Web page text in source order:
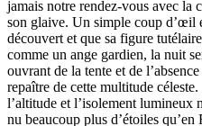
Lanni Dominique
Lanouguère-
Lantz François
Lautier-Gaud Jean
Le Maître Anne
Leblanc Léopoldine
Leblay Julien
jamais notre rendez-vous avec la
son glaive. Un simple coup d’œil
découvert et que sa figure
comme un ange gardien, la nuit
ouvrant de la tente et de
repaître de cette multitude
l’altitude et l’isolement lumineux
nu beaucoup plus d’étoiles